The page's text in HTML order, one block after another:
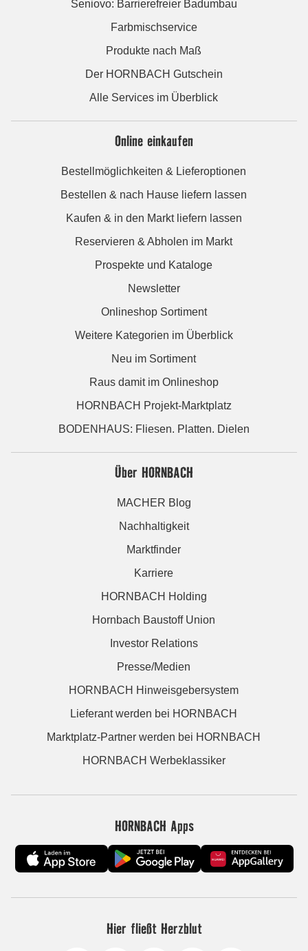
Seniovo: Barrierefreier Badumbau
Farbmischservice
Produkte nach Maß
Der HORNBACH Gutschein
Alle Services im Überblick
Online einkaufen
Bestellmöglichkeiten & Lieferoptionen
Bestellen & nach Hause liefern lassen
Kaufen & in den Markt liefern lassen
Reservieren & Abholen im Markt
Prospekte und Kataloge
Newsletter
Onlineshop Sortiment
Weitere Kategorien im Überblick
Neu im Sortiment
Raus damit im Onlineshop
HORNBACH Projekt-Marktplatz
BODENHAUS: Fliesen. Platten. Dielen
Über HORNBACH
MACHER Blog
Nachhaltigkeit
Marktfinder
Karriere
HORNBACH Holding
Hornbach Baustoff Union
Investor Relations
Presse/Medien
HORNBACH Hinweisgebersystem
Lieferant werden bei HORNBACH
Marktplatz-Partner werden bei HORNBACH
HORNBACH Werbeklassiker
HORNBACH Apps
Hier fließt Herzblut